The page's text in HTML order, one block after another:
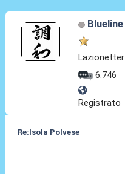
Blueline
Lazionetter
6.746
Registrato
Re:Isola Polvese